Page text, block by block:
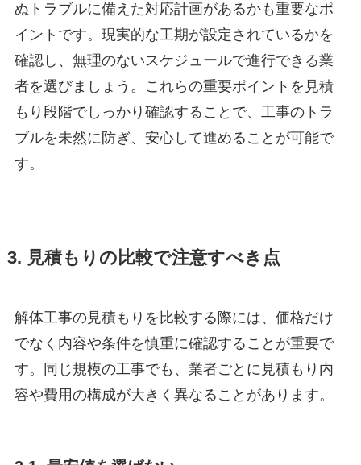
ぬトラブルに備えた対応計画があるかも重要なポ
イントです。現実的な工期が設定されているかを
確認し、無理のないスケジュールで進行できる業
者を選びましょう。これらの重要ポイントを見積
もり段階でしっかり確認することで、工事のトラ
ブルを未然に防ぎ、安心して進めることが可能で
す。
3. 見積もりの比較で注意すべき点
解体工事の見積もりを比較する際には、価格だけ
でなく内容や条件を慎重に確認することが重要で
す。同じ規模の工事でも、業者ごとに見積もり内
容や費用の構成が大きく異なることがあります。